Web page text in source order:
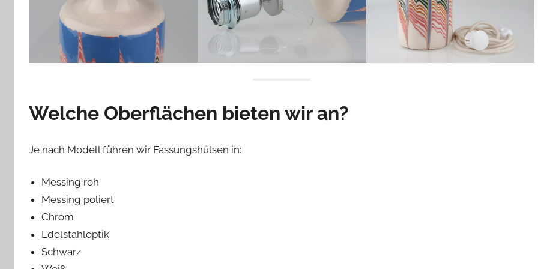
Welche Oberflächen bieten wir an?
Je nach Modell führen wir Fassungshülsen in:
Messing roh
Messing poliert
Chrom
Edelstahloptik
Schwarz